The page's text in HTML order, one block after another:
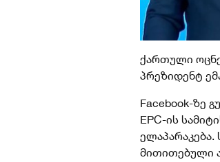
ქართული
პრეზიდენტ
Facebook-ზე
EPC-ის
მითითებული